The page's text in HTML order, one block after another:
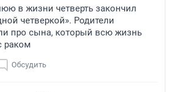
в жизни четверть закончил
четверкой». Родители
про сына, который всю жизнь
раком
Обсудить